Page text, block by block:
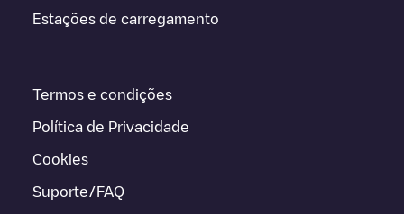
Estações de carregamento
Termos e condições
Política de Privacidade
Cookies
Suporte/FAQ